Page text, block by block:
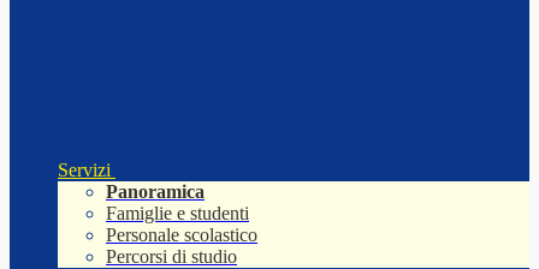
Servizi
Panoramica
Famiglie e studenti
Personale scolastico
Percorsi di studio